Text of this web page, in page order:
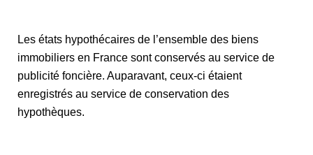
Les états hypothécaires de l’ensemble des biens
immobiliers en France sont conservés au service de
publicité foncière. Auparavant, ceux-ci étaient
enregistrés au service de conservation des
hypothèques.